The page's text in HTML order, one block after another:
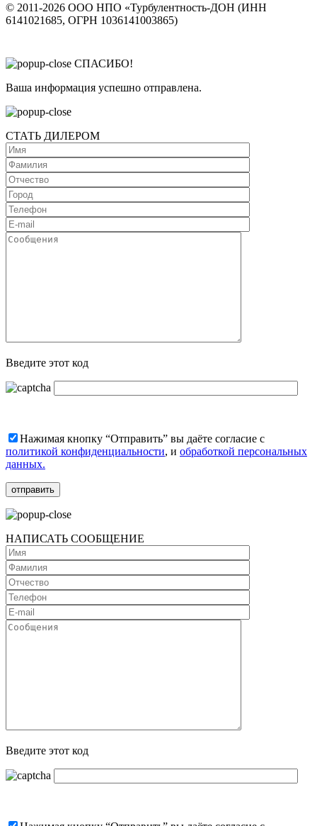
© 2011-2026 ООО НПО «Турбулентность-ДОН (ИНН
6141021685, ОГРН 1036141003865)
СПАСИБО!
Ваша информация успешно отправлена.
СТАТЬ ДИЛЕРОМ
Введите этот код
Нажимая кнопку “Отправить” вы даёте согласие с
политикой конфиденциальности, и обработкой персональных
данных.
НАПИСАТЬ СООБЩЕНИЕ
Введите этот код